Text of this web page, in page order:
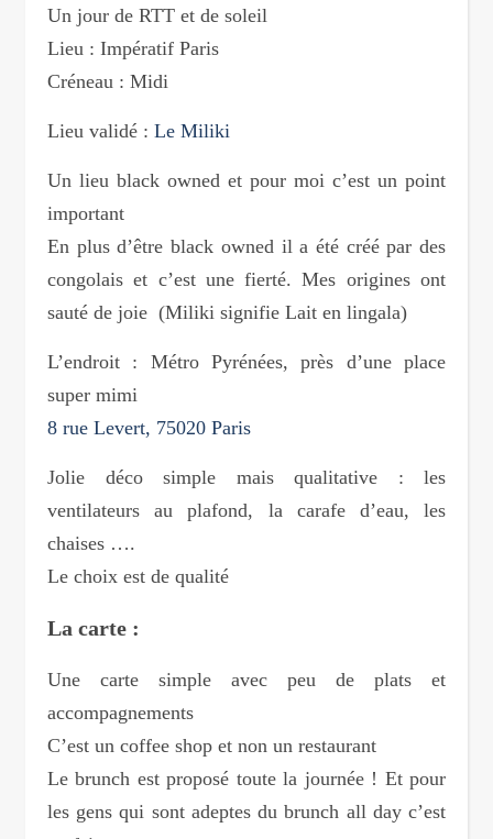
Un jour de RTT et de soleil
Lieu : Impératif Paris
Créneau : Midi
Lieu validé : Le Miliki
Un lieu black owned et pour moi c’est un point
important
En plus d’être black owned il a été créé par des
congolais et c’est une fierté. Mes origines ont
sauté de joie (Miliki signifie Lait en lingala)
L’endroit : Métro Pyrénées, près d’une place
super mimi
8 rue Levert, 75020 Paris
Jolie déco simple mais qualitative : les
ventilateurs au plafond, la carafe d’eau, les
chaises ….
Le choix est de qualité
La carte :
Une carte simple avec peu de plats et
accompagnements
C’est un coffee shop et non un restaurant
Le brunch est proposé toute la journée ! Et pour
les gens qui sont adeptes du brunch all day c’est